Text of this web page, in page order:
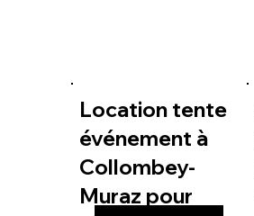
Location tente
événement à
Collombey-
Muraz pour